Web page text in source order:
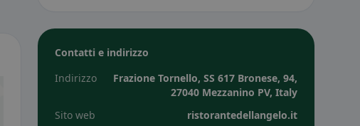
Contatti e indirizzo
Indirizzo
Frazione Tornello, SS 617 Bronese, 94,
27040 Mezzanino PV, Italy
Sito web
ristorantedellangelo.it